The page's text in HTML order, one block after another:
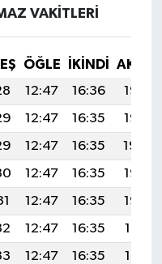
VAKITLERI
ÖĞLE İKINDI
12:47 16:36
19:55
12:47 16:35
19:55
12:47 16:35
19:54
12:47 16:35
19:53
12:47 16:35
19:52
12:47 16:35
19:51
12:47 16:35
19:51